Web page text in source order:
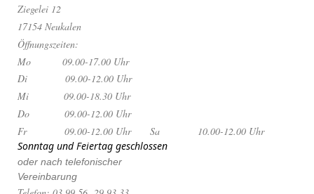
Ziegelei 12
17154 Neukalen
Öffnungszeiten:
Mo 09.00-17.00 Uhr
Di 09.00-12.00 Uhr
Mi 09.00-18.30 Uhr
Do 09.00-12.00 Uhr
Fr 09.00-12.00 Uhr
Sa 10.00-12.00 Uhr
Sonntag und Feiertag geschlossen
oder nach telefonischer
Vereinbarung